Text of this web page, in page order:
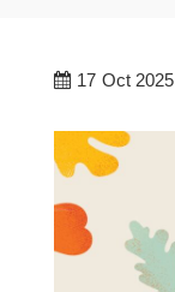
17 Oct 2025